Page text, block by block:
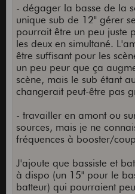
- dégager la basse de la
unique sub de 12" gérer
pourrait être un peu juste
les deux en simultané.
être suffisant pour les
un peu peur que ça
scène, mais le sub étant
changerait peut-être pas
- travailler en amont ou
sources, mais je ne
fréquences à booster/
J'ajoute que bassiste et
à dispo (un 15" pour le
batteur) qui pourraient